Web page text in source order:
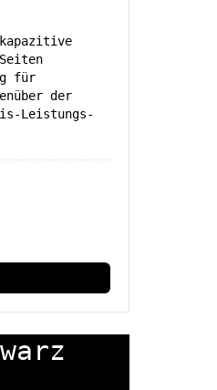
für
der
Leistungs-